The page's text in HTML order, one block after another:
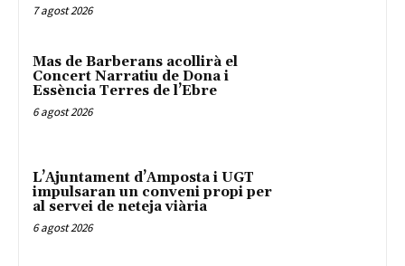
7 agost 2026
Mas de Barberans acollirà el
Concert Narratiu de Dona i
Essència Terres de l’Ebre
6 agost 2026
L’Ajuntament d’Amposta i UGT
impulsaran un conveni propi per
al servei de neteja viària
6 agost 2026